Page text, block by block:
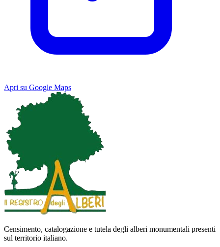
Apri su Google Maps
Map Satellite
Keyboard shortcuts
Censimento, catalogazione e tutela degli alberi monumentali presenti
sul territorio italiano.